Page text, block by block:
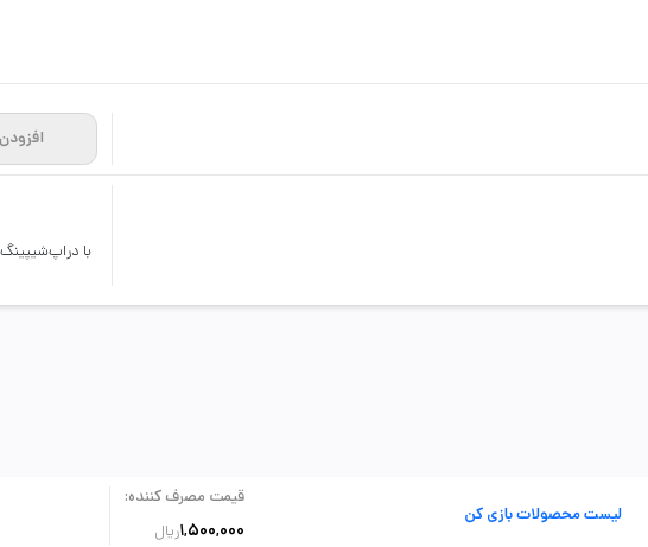
با
لیست محصولات بازی کن
قیمت مصرف کننده:
1,500,000ریال